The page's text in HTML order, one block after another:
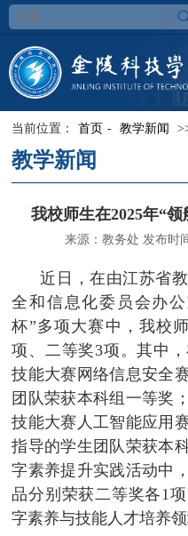
当前位置： 首页 - 教学新闻
教学新闻
我校师生在2025年“
来源：教务处 发布时
近日，在由江苏省
全和信息化委员会办
杯”多项大赛中，我校
项、二等奖3项。其中
技能大赛网络信息安全
团队荣获本科组一等奖
技能大赛人工智能应用
指导的学生团队荣获本
字素养提升实践活动中
品分别荣获二等奖各1
字素养与技能人才培养领